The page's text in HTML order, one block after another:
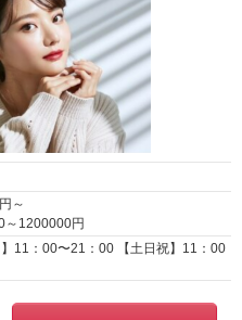
円～
～ 1200000円
11：00〜21：00 【土日祝】11：00